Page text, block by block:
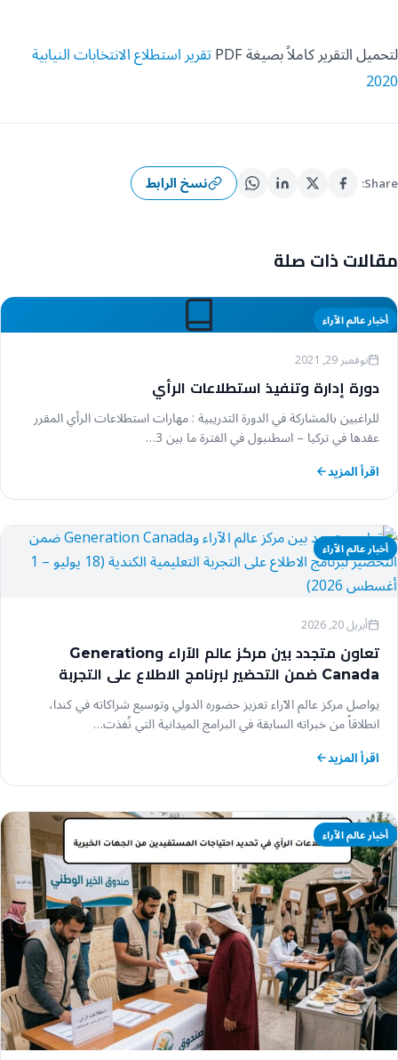
لتحميل التقرير كاملاً بصيغة PDF
تقرير استطلاع الانتخابات النيابية
2020
Share: نسخ الرابط
مقالات ذات صلة
أخبار عالم الآراء
نوفمبر 29, 2021
دورة إدارة وتنفيذ استطلاعات الرأي
للراغبين بالمشاركة في الدورة التدريبية : مهارات استطلاعات الرأي المقرر
عقدها في تركيا – اسطنبول في الفترة ما بين 3…
اقرأ المزيد
أخبار عالم الآراء
أبريل 20, 2026
تعاون متجدد بين مركز عالم الآراء وGeneration
Canada ضمن التحضير لبرنامج الاطلاع على التجربة
التعليمية الكندية (18 يوليو – 1 أغسطس 2026)
يواصل مركز عالم الآراء تعزيز حضوره الدولي وتوسيع شراكاته في كندا،
انطلاقاً من خبراته السابقة في البرامج الميدانية التي نُفذت…
اقرأ المزيد
أخبار عالم الآراء